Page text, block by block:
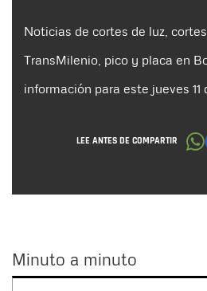
Noticias de cortes de luz,
TransMilenio, pico y placa en
información para este jueves 11
LEE ANTES DE COMPARTIR
Minuto a minuto